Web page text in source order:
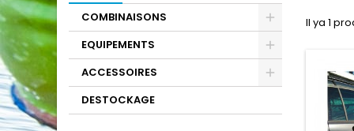
COMBINAISONS
EQUIPEMENTS
ACCESSOIRES
DESTOCKAGE
Il ya 1